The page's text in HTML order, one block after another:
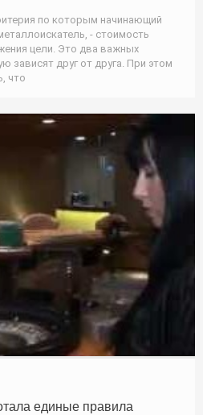
по которым начинающий
- стоимость
цели. Это два важных
зависят друг от друга. При этом
что
единые правила